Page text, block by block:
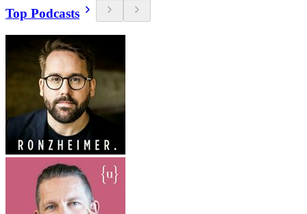
Top Podcasts